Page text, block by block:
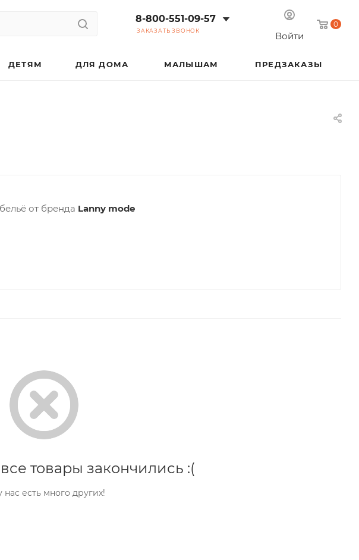
0
Войти
8-800-551-09-57
ЗАКАЗАТЬ ЗВОНОК
ДЕТЯМ ДЛЯ ДОМА МАЛЫШАМ ПРЕДЗАКАЗЫ
от бренда Lanny mode
товары закончились :(
нас есть много других!